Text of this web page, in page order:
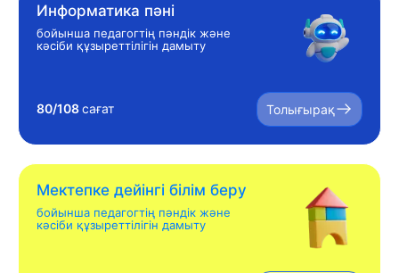
Информатика пәні
бойынша педагогтің пәндік және
кәсіби құзыреттілігін дамыту
80/108сағат Толығырақ
Мектепке дейінгі білім беру
бойынша педагогтің пәндік және
кәсіби құзыреттілігін дамыту